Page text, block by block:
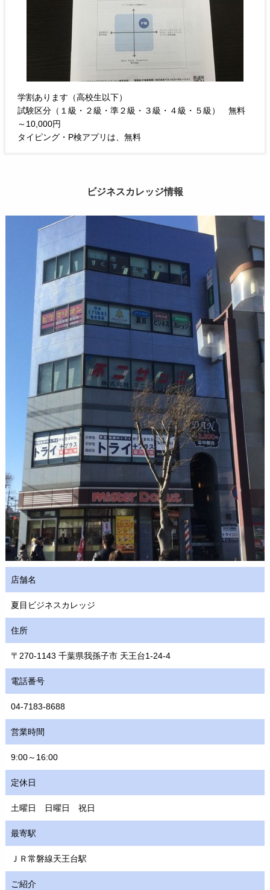
学割あります（高校生以下）
試験区分（１級・２級・準２級・３級・４級・５級） 無料
～10,000円
タイピング・P検アプリは、無料
ビジネスカレッジ情報
店舗名
夏目ビジネスカレッジ
住所
〒270-1143 千葉県我孫子市 天王台1-24-4
電話番号
04-7183-8688
営業時間
9:00～16:00
定休日
土曜日 日曜日 祝日
最寄駅
ＪＲ常磐線天王台駅
ご紹介